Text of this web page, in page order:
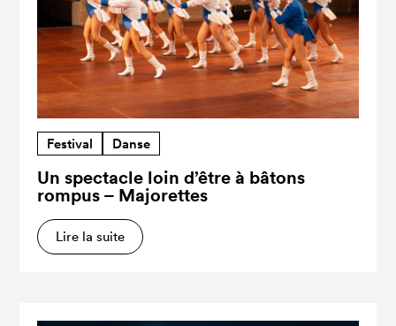
Festival Danse
Un spectacle loin d’être à bâtons
rompus – Majorettes
Lire la suite